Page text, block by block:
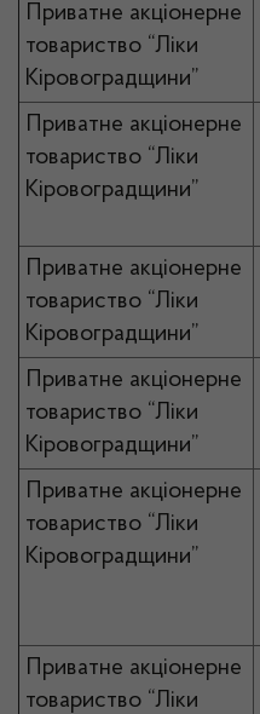
Приватне акціонерне
товариство “Ліки
Кіровоградщини”
Приватне акціонерне
товариство “Ліки
Кіровоградщини”
Приватне акціонерне
товариство “Ліки
Кіровоградщини”
Приватне акціонерне
товариство “Ліки
Кіровоградщини”
Приватне акціонерне
товариство “Ліки
Кіровоградщини”
Приватне акціонерне
товариство “Ліки